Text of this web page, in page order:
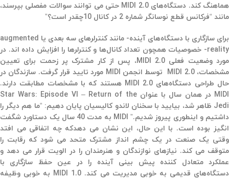
هماهنگ کند. دستگاه‌های MIDI 2.0 حتی می توانند سوالات مفصلی بپرسند،
مانند “فرکانس قطع نوسانگر شماره 2 در کانال 10چقدر است؟”
برای سازگاری با دستگاه‌های آینده- مانند کنترلرهای سه بعدی یا augmented
reality- خصوصیات همچون تعداد کانال‌ها و کنترلرها را افزایش داده اند. در
مورد وضعیت فعلی MIDI 2.0، پس از کار مشترک پر زحمت برای تعیین
مشخصات، MIDI 2.0 توسط انجمن MIDI مورد تایید قرار گرفت. سازندگان در
حال طراحی دستگاه‌های MIDI 2.0 هستند که با مشخصات مطابقت دارند.
MIDI در همان سال با عنوان Star Wars: Episode VI – Return of the
Jedi ظاهر شد، بیایید با سخنان لاندو کالیسیان پایان دهیم: “ما هم دیگر را
داشتیم و اینطوری پیروز شدیم.” MIDI به مدت 40 سال یک دستاورد شگفت
انگیز بوده است. با این حال، این نشان می دهدکه چه اتفاقی می افتد
وقتی یک صنعت در یک چشم انداز مشترک متحد می شود که رقابت را
متوقف می کند. نیازهای نوازندگان و هنرمندان را در الویت قرار می دهد و
عملکرد متعادل کننده پیش بینی آینده را در عین حفظ سازگاری با
دستگاه‌های قدیمی به خوبی مدیریت می کند. MIDI 1.0 به خوبی وظیفه